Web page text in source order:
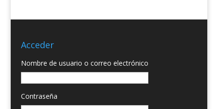
Acceder
Nombre de usuario o correo electrónico
Contraseña